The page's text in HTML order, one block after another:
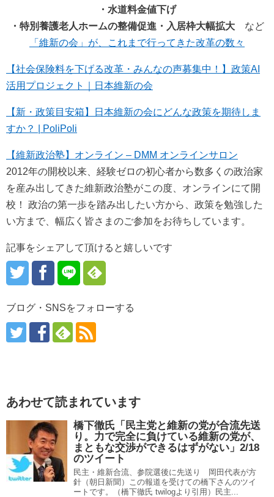
・水道料金値下げ
・特別養護老人ホームの整備促進・入居枠大幅拡大 など
「維新の会」が、これまで行ってきた改革の数々
【社会保険料を下げる改革・みんなの声募集中！】政策AI
活用プロジェクト｜日本維新の会
【新・政策目安箱】日本維新の会にどんな政策を期待しま
すか？ | PoliPoli
【維新政治塾】オンライン – DMM オンラインサロン
2012年の開校以来、経験ゼロの初心者から数多くの政治家
を産み出してきた維新政治塾がこの度、オンラインにて開
校！ 政治の第一歩を踏み出したい方から、政策を勉強した
い方まで、幅広く皆さまのご参加をお待ちしています。
記事をシェアして頂けると嬉しいです
ブログ・SNSをフォローする
あわせて読まれています
橋下徹氏「民主党と維新の党が合流先送
り。力で完全に負けている維新の党が、
まともな交渉ができるはずがない」2/18
のツイート
民主・維新合流、参院選後に先送り 岡田代表が方
針（朝日新聞）この報道を受けての橋下さんのツイ
ートです。（橋下徹氏 twilogより引用）民主...